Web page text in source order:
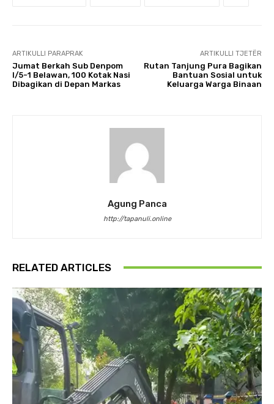
ARTIKULLI PARAPRAK
Jumat Berkah Sub Denpom
I/5-1 Belawan, 100 Kotak Nasi
Dibagikan di Depan Markas
ARTIKULLI TJETËR
Rutan Tanjung Pura Bagikan
Bantuan Sosial untuk
Keluarga Warga Binaan
Agung Panca
http://tapanuli.online
RELATED ARTICLES